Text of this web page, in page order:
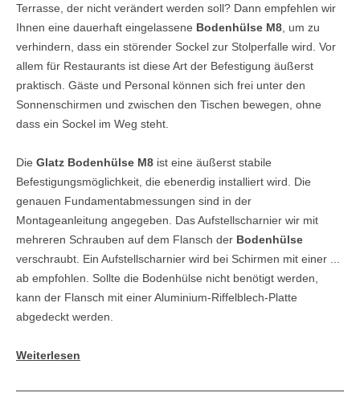
Terrasse, der nicht verändert werden soll? Dann empfehlen wir
Ihnen eine dauerhaft eingelassene Bodenhülse M8 , um zu
verhindern, dass ein störender Sockel zur Stolperfalle wird. Vor
allem für Restaurants ist diese Art der Befestigung äußerst
praktisch. Gäste und Personal können sich frei unter den
Sonnenschirmen und zwischen den Tischen bewegen, ohne
dass ein Sockel im Weg steht.
Die Glatz Bodenhülse M8 ist eine äußerst stabile
Befestigungsmöglichkeit, die ebenerdig installiert wird. Die
genauen Fundamentabmessungen sind in der
Montageanleitung angegeben. Das Aufstellscharnier wir mit
mehreren Schrauben auf dem Flansch der Bodenhülse
verschraubt. Ein Aufstellscharnier wird bei Schirmen mit einer ...
ab empfohlen. Sollte die Bodenhülse nicht benötigt werden,
kann der Flansch mit einer Aluminium-Riffelblech-Platte
abgedeckt werden.
Weiterlesen